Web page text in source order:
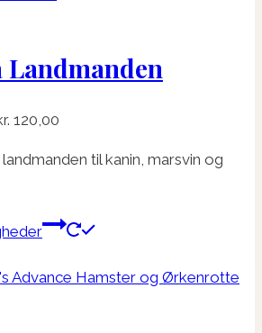
Landmanden
120,00
til
til kanin, marsvin og
Dette
har